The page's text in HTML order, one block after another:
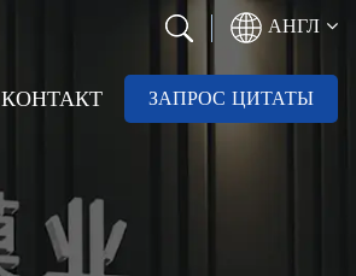
АНГЛ
КОНТАКТ ЗАПРОС ЦИТАТЫ